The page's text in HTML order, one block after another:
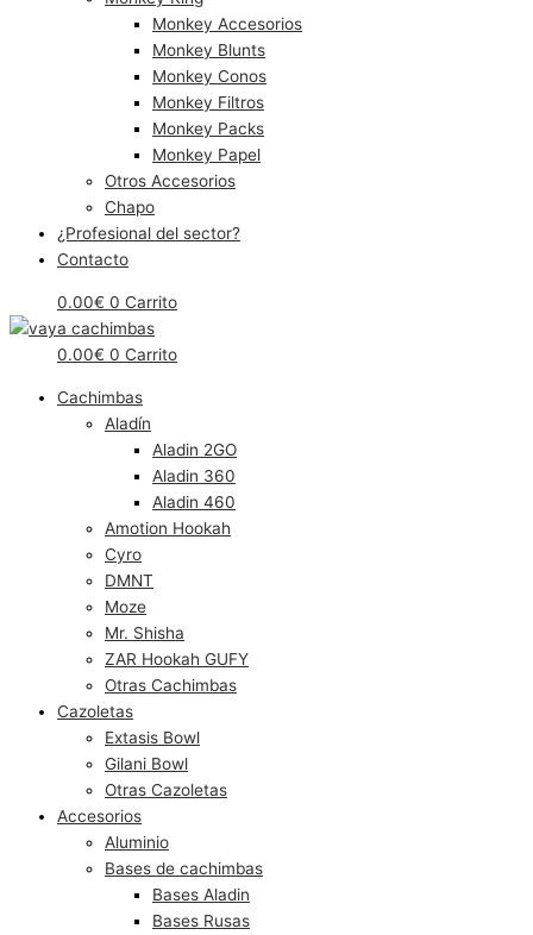
Monkey Accesorios
Monkey Blunts
Monkey Conos
Monkey Filtros
Monkey Packs
Monkey Papel
Otros Accesorios
Chapo
¿Profesional del sector?
Contacto
0.00€ 0 Carrito
0.00€ 0 Carrito
Cachimbas
Aladín
Aladin 2GO
Aladin 360
Aladin 460
Amotion Hookah
Cyro
DMNT
Moze
Mr. Shisha
ZAR Hookah GUFY
Otras Cachimbas
Cazoletas
Extasis Bowl
Gilani Bowl
Otras Cazoletas
Accesorios
Aluminio
Bases de cachimbas
Bases Aladin
Bases Rusas